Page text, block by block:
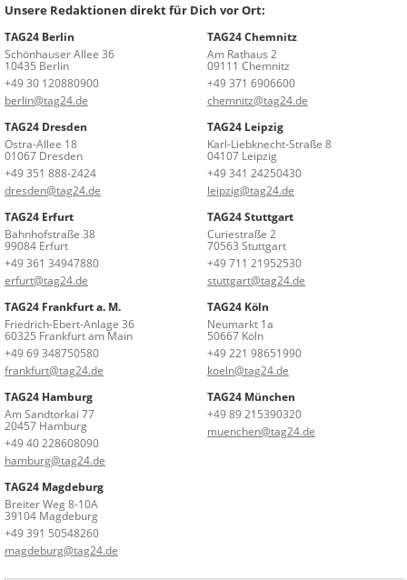
Unsere Redaktionen direkt für Dich vor Ort:
TAG24 Berlin
Schönhauser Allee 36
10435 Berlin
+49 30 120880900
berlin@tag24.de
TAG24 Chemnitz
Am Rathaus 2
09111 Chemnitz
+49 371 6906600
chemnitz@tag24.de
TAG24 Dresden
Ostra-Allee 18
01067 Dresden
+49 351 888-2424
dresden@tag24.de
TAG24 Leipzig
Karl-Liebknecht-Straße 8
04107 Leipzig
+49 341 24250430
leipzig@tag24.de
TAG24 Erfurt
Bahnhofstraße 38
99084 Erfurt
+49 361 34947880
erfurt@tag24.de
TAG24 Stuttgart
Curiestraße 2
70563 Stuttgart
+49 711 21952530
stuttgart@tag24.de
TAG24 Frankfurt a. M.
Friedrich-Ebert-Anlage 36
60325 Frankfurt am Main
+49 69 348750580
frankfurt@tag24.de
TAG24 Köln
Neumarkt 1a
50667 Köln
+49 221 98651990
koeln@tag24.de
TAG24 Hamburg
Am Sandtorkai 77
20457 Hamburg
+49 40 228608090
hamburg@tag24.de
TAG24 München
+49 89 215390320
muenchen@tag24.de
TAG24 Magdeburg
Breiter Weg 8-10A
39104 Magdeburg
+49 391 50548260
magdeburg@tag24.de